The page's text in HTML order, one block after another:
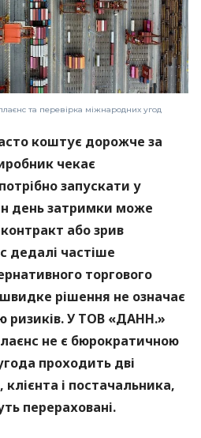
та перевірка міжнародних угод
коштує дорожче за
чекає
запускати у
день затримки може
або зрив
дедалі частіше
торгового
рішення не означає
ризиків. У ТОВ «ДАНН.»
не є бюрократичною
проходить дві
клієнта і постачальника,
перераховані.